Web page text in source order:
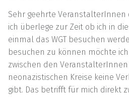
Sehr geehrte VeranstalterInnen
ich überlege zur Zeit ob ich in
einmal das WGT besuchen
besuchen zu können möchte
zwischen den VeranstalterInnen
neonazistischen Kreise keine
gibt. Das betrifft für mich direkt